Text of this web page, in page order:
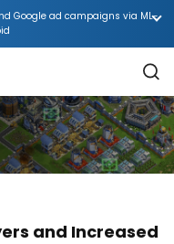
Google ad campaigns via ML-
and Increased